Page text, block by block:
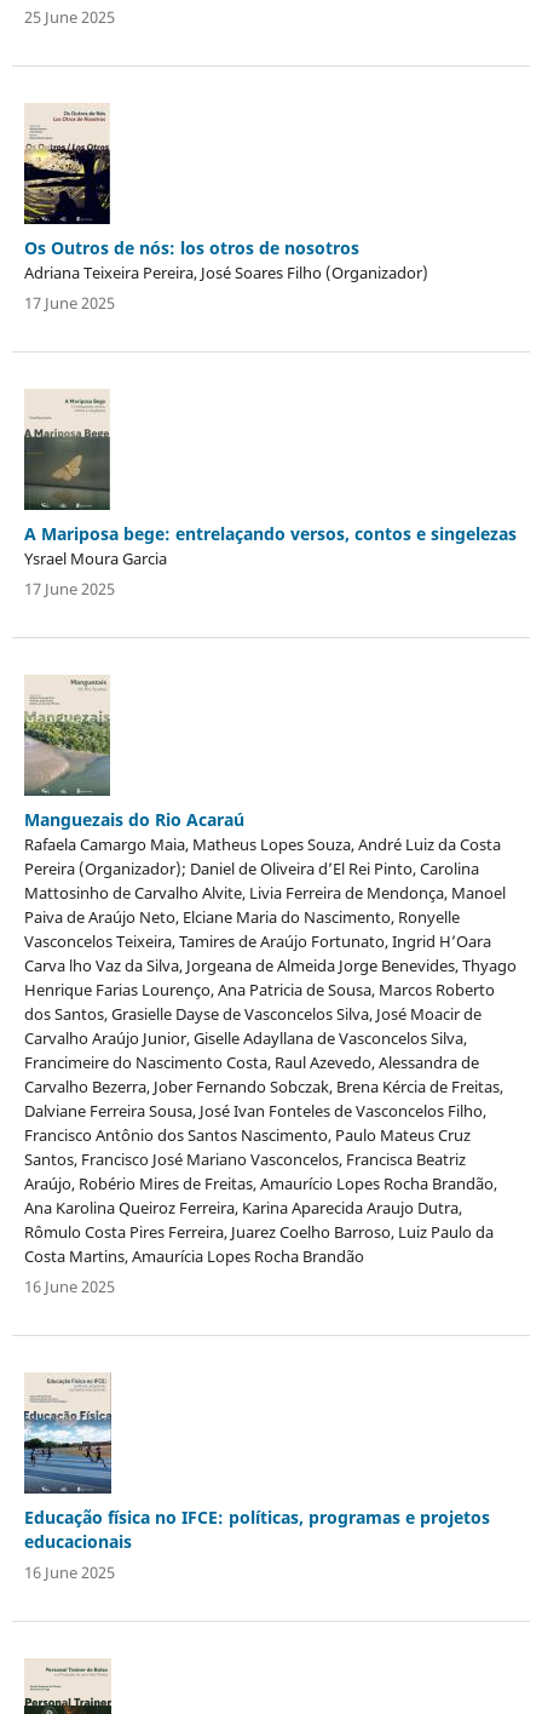
25 June 2025
Os Outros de nós: los otros de nosotros
Adriana Teixeira Pereira, José Soares Filho (Organizador)
17 June 2025
A Mariposa bege: entrelaçando versos, contos e singelezas
Ysrael Moura Garcia
17 June 2025
Manguezais do Rio Acaraú
Rafaela Camargo Maia, Matheus Lopes Souza, André Luiz da Costa
Pereira (Organizador); Daniel de Oliveira d’El Rei Pinto, Carolina
Mattosinho de Carvalho Alvite, Livia Ferreira de Mendonça, Manoel
Paiva de Araújo Neto, Elciane Maria do Nascimento, Ronyelle
Vasconcelos Teixeira, Tamires de Araújo Fortunato, Ingrid H’Oara
Carva lho Vaz da Silva, Jorgeana de Almeida Jorge Benevides, Thyago
Henrique Farias Lourenço, Ana Patricia de Sousa, Marcos Roberto
dos Santos, Grasielle Dayse de Vasconcelos Silva, José Moacir de
Carvalho Araújo Junior, Giselle Adayllana de Vasconcelos Silva,
Francimeire do Nascimento Costa, Raul Azevedo, Alessandra de
Carvalho Bezerra, Jober Fernando Sobczak, Brena Kércia de Freitas,
Dalviane Ferreira Sousa, José Ivan Fonteles de Vasconcelos Filho,
Francisco Antônio dos Santos Nascimento, Paulo Mateus Cruz
Santos, Francisco José Mariano Vasconcelos, Francisca Beatriz
Araújo, Robério Mires de Freitas, Amaurício Lopes Rocha Brandão,
Ana Karolina Queiroz Ferreira, Karina Aparecida Araujo Dutra,
Rômulo Costa Pires Ferreira, Juarez Coelho Barroso, Luiz Paulo da
Costa Martins, Amaurícia Lopes Rocha Brandão
16 June 2025
Educação física no IFCE: políticas, programas e projetos
educacionais
16 June 2025